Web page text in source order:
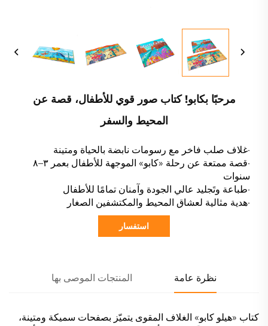
مرحبًا بكابو! كتاب صور قوي للأطفال، قصة عن
المحيط والسفر
·غلاف صلب فاخر مع رسومات نابضة بالحياة ومتينة
·قصة ممتعة عن رحلة «كابو» الموجهة للأطفال بعمر ٣–٨
سنوات
·طباعة وتَجليد عالي الجودة وآمنان تمامًا للأطفال
·هدية مثالية لعشاق المحيط والمكتشفين الصغار
استفسار
نظرة عامة المنتجات الموصى بها
كتاب «هيلو كابو» الغلاف المقوى يتميّز بصفحات سميكة ومتينة،